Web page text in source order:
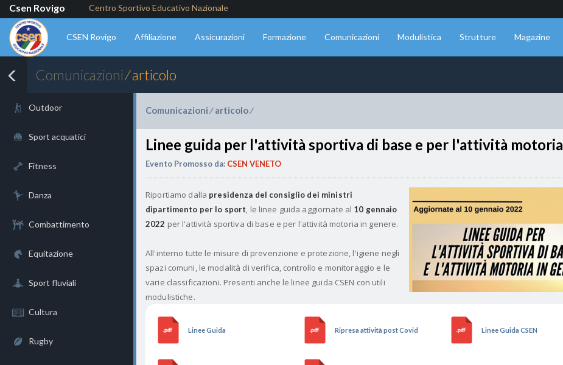
Csen Rovigo Centro Sportivo Educativo Nazionale
CSEN Rovigo Affiliazione Assicurazioni Formazione Comunicazioni Modulistica Strutture Magazine
Comunicazioni⁄ articolo
Outdoor
Sport acquatici
Fitness
Danza
Combattimento
Equitazione
Sport fluviali
Cultura
Rugby
Comunicazioni⁄articolo⁄
Linee guida per l'attività sportiva di base e per l'attività motoria
Evento Promosso da: CSEN VENETO
Riportiamo dalla presidenza del consiglio dei ministri
dipartimento per lo sport, le linee guida aggiornate al 10 gennaio
2022 per l'attività sportiva di base e per l'attività motoria in genere.
All'interno tutte le misure di prevenzione e protezione, l'igiene negli
spazi comuni, le modalità di verifica, controllo e monitoraggio e le
varie classificazioni. Presenti anche le linee guida CSEN con utili
modulistiche.
Linee Guida Ripresa attività post Covid Linee Guida CSEN